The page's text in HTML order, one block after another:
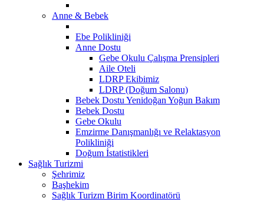
Anne & Bebek
Ebe Polikliniği
Anne Dostu
Gebe Okulu Çalışma Prensipleri
Aile Oteli
LDRP Ekibimiz
LDRP (Doğum Salonu)
Bebek Dostu Yenidoğan Yoğun Bakım
Bebek Dostu
​Gebe Okulu
Emzirme Danışmanlığı ve Relaktasyon
Polikliniği
Doğum İstatistikleri
Sağlık Turizmi
Şehrimiz
Başhekim
Sağlık Turizm Birim Koordinatörü